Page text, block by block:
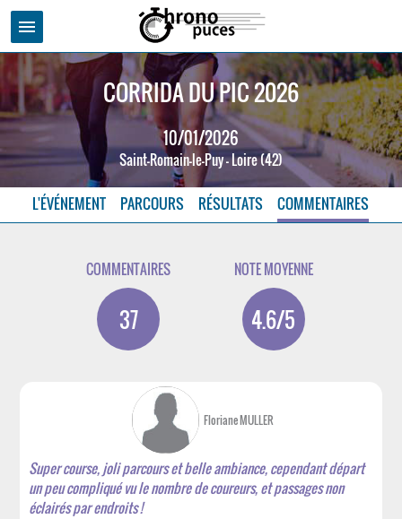
menu
CORRIDA DU PIC 2026
10/01/2026
Saint-Romain-le-Puy - Loire (42)
L'ÉVÉNEMENT PARCOURS RÉSULTATS COMMENTAIRES
COMMENTAIRES
37
NOTE MOYENNE
4.6/5
Floriane MULLER
Super course, joli parcours et belle ambiance, cependant départ
un peu compliqué vu le nombre de coureurs, et passages non
éclairés par endroits !